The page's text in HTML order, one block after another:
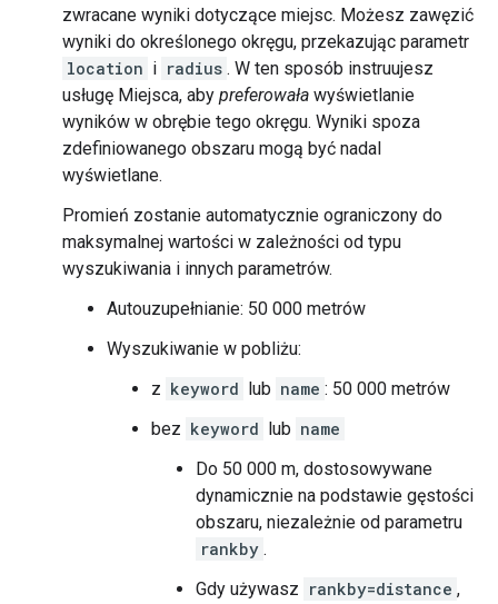
zwracane wyniki dotyczące miejsc. Możesz zawęzić
wyniki do określonego okręgu, przekazując parametr
location i radius . W ten sposób instruujesz
usługę Miejsca, aby preferowała wyświetlanie
wyników w obrębie tego okręgu. Wyniki spoza
zdefiniowanego obszaru mogą być nadal
wyświetlane.
Promień zostanie automatycznie ograniczony do
maksymalnej wartości w zależności od typu
wyszukiwania i innych parametrów.
Autouzupełnianie: 50 000 metrów
Wyszukiwanie w pobliżu:
z keyword lub name : 50 000 metrów
bez keyword lub name
Do 50 000 m, dostosowywane
dynamicznie na podstawie gęstości
obszaru, niezależnie od parametru
rankby .
Gdy używasz rankby=distance ,